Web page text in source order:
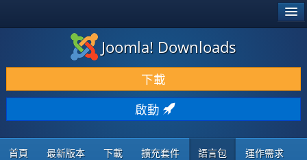
下載 & 擴充
發現 & 學習
社群 & 支援
程式者資源
Joomla! Downloads
下載
啟動
首頁 最新版本 下載 擴充套件 語言包 運作需求